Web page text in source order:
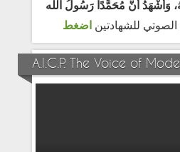
وَأَشْهَدُ أَنَّ مُحَمَّدًا رَسُولُ الله
للشهادتين اضغط
A.I.C.P. The Voice of